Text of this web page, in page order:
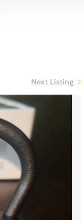
Next Listing